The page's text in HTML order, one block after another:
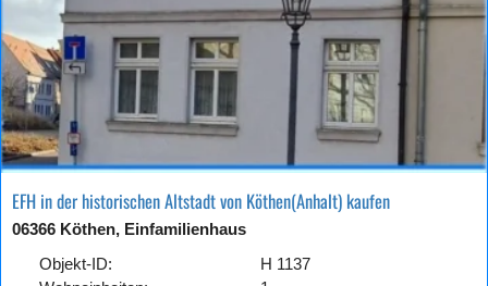
EFH in der historischen Altstadt von Köthen(Anhalt) kaufen
06366 Köthen, Einfamilienhaus
Objekt-ID:
H 1137